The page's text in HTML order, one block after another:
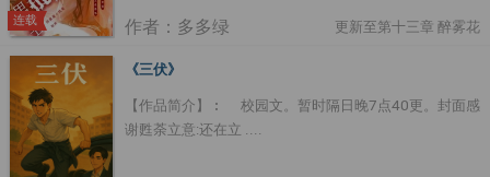
连载
子。 — 为达成助男主秦书登基及后宫充盈的任务，余浅
拼死拼活的往男主身边塞美人，甜美型、御姐型、仙女型
就是变男主的手下。 为了让男主不要黑化，余浅在旁边
端茶送水捏肩就怕什么事情惹了男主不开心，结果发现自
作者：多多绿 更新至第十三章 醉雾花
《三伏》
【作品简介】︰ 校园文。暂时隔日晚7点40更。封面感
谢甦荼立意:还在立 ....